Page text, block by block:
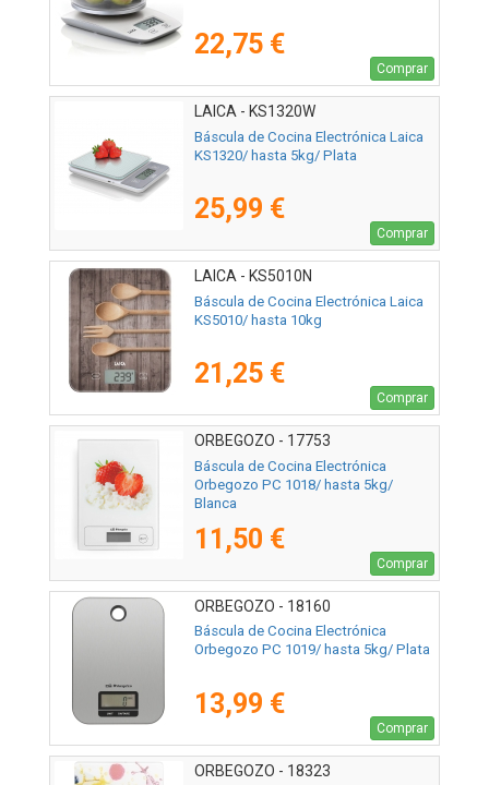
22,75 €
Comprar
LAICA - KS1320W
Báscula de Cocina Electrónica Laica
KS1320/ hasta 5kg/ Plata
25,99 €
Comprar
LAICA - KS5010N
Báscula de Cocina Electrónica Laica
KS5010/ hasta 10kg
21,25 €
Comprar
ORBEGOZO - 17753
Báscula de Cocina Electrónica
Orbegozo PC 1018/ hasta 5kg/
Blanca
11,50 €
Comprar
ORBEGOZO - 18160
Báscula de Cocina Electrónica
Orbegozo PC 1019/ hasta 5kg/ Plata
13,99 €
Comprar
ORBEGOZO - 18323